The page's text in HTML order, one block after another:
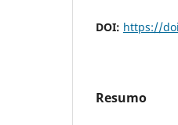
DOI: https://
Resumo